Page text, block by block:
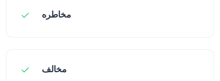
مخاطره
مخالف